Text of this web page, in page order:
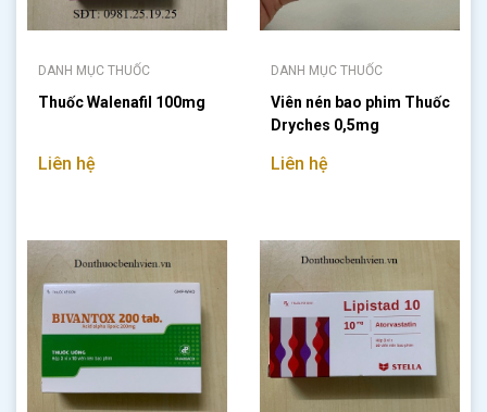
DANH MỤC THUỐC
Thuốc Walenafil 100mg
Liên hệ
DANH MỤC THUỐC
Viên nén bao phim Thuốc
Dryches 0,5mg
Liên hệ